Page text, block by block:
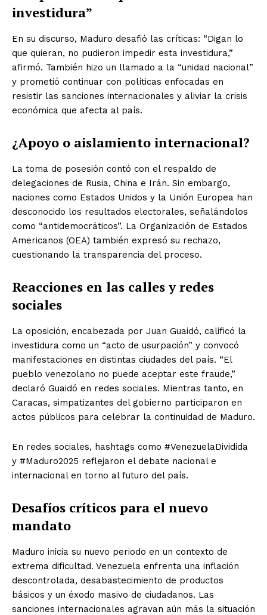
investidura”
En su discurso, Maduro desafió las críticas: “Digan lo
que quieran, no pudieron impedir esta investidura,”
afirmó. También hizo un llamado a la “unidad nacional”
y prometió continuar con políticas enfocadas en
resistir las sanciones internacionales y aliviar la crisis
económica que afecta al país.
¿Apoyo o aislamiento internacional?
La toma de posesión contó con el respaldo de
delegaciones de Rusia, China e Irán. Sin embargo,
naciones como Estados Unidos y la Unión Europea han
desconocido los resultados electorales, señalándolos
como “antidemocráticos”. La Organización de Estados
Americanos (OEA) también expresó su rechazo,
cuestionando la transparencia del proceso.
Reacciones en las calles y redes
sociales
La oposición, encabezada por Juan Guaidó, calificó la
investidura como un “acto de usurpación” y convocó
manifestaciones en distintas ciudades del país. “El
pueblo venezolano no puede aceptar este fraude,”
declaró Guaidó en redes sociales. Mientras tanto, en
Caracas, simpatizantes del gobierno participaron en
actos públicos para celebrar la continuidad de Maduro.
En redes sociales, hashtags como #VenezuelaDividida
y #Maduro2025 reflejaron el debate nacional e
internacional en torno al futuro del país.
Desafíos críticos para el nuevo
mandato
Maduro inicia su nuevo periodo en un contexto de
extrema dificultad. Venezuela enfrenta una inflación
descontrolada, desabastecimiento de productos
básicos y un éxodo masivo de ciudadanos. Las
sanciones internacionales agravan aún más la situación